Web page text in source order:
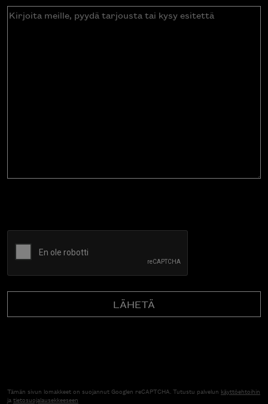
Kirjoita
Tämän sivun lomakkeet on suojannut Googlen reCAPTCHA. Tutustu palvelun käyttöehtoihin
jatietosuojalausekkeeseen